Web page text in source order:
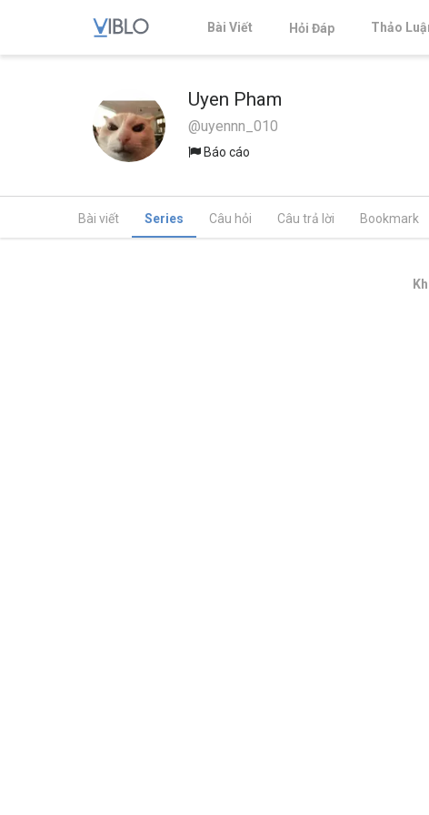
Bài Viết Hỏi Đáp Thảo
Uyen Pham
@uyennn_010
Báo cáo
Bài viết Series Câu hỏi Câu trả lời Bookmark